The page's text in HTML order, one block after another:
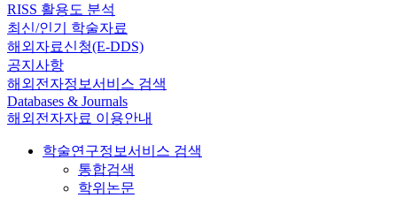
RISS 활용도 분석
최신/인기 학술자료
해외자료신청(E-DDS)
공지사항
해외전자정보서비스 검색
Databases & Journals
해외전자자료 이용안내
학술연구정보서비스 검색
통합검색
학위논문